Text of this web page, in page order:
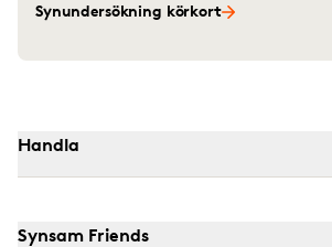
Synundersökning körkort
Handla
Synsam Friends